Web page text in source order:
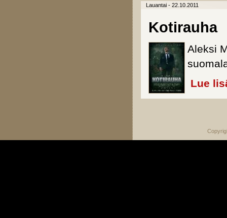
Lauantai - 22.10.2011
Kotirauha
Aleksi
Lue